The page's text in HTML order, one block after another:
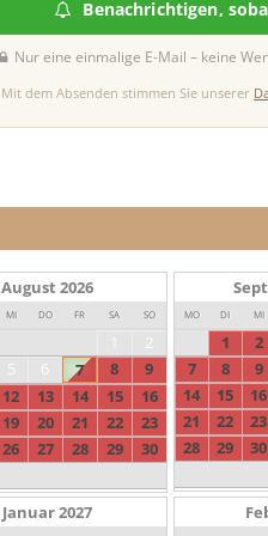
Benachrichtigen,
Nur eine einmalige E-Mail – keine
Mit dem Absenden stimmen Sie unserer
August 2026
MI DO FR SA SO
2
5 6 7 8
9
12 13 14 15
16
19 20 21 22
23
26 27 28 29
30
MO DI MI
1
2
7
8
9
14
15
16
21
22
23
28
29 30
Januar2027